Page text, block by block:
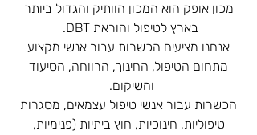
מכון אופק הוא המכון הוותיק והגדול ביותר
בארץ לטיפול והוראת DBT.
אנחנו מציעים הכשרות עבור אנשי מקצוע
מתחום הטיפול, החינוך, הרווחה, הסיעוד
והשיקום.
הכשרות עבור אנשי טיפול עצמאים, מסגרות
טיפוליות, חינוכיות, חוץ ביתיות (פנימיות,